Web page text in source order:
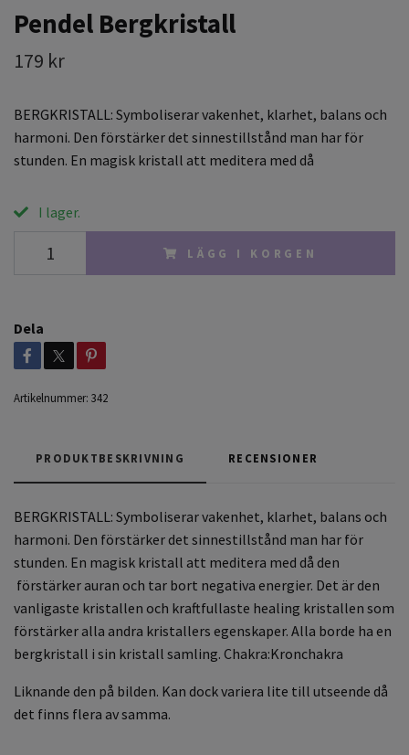
Pendel Bergkristall
179 kr
BERGKRISTALL: Symboliserar vakenhet, klarhet, balans och
harmoni. Den förstärker det sinnestillstånd man har för
stunden. En magisk kristall att meditera med då
I lager.
LÄGG I KORGEN
Dela
Artikelnummer: 342
PRODUKTBESKRIVNING RECENSIONER
BERGKRISTALL: Symboliserar vakenhet, klarhet, balans och
harmoni. Den förstärker det sinnestillstånd man har för
stunden. En magisk kristall att meditera med då den
förstärker auran och tar bort negativa energier. Det är den
vanligaste kristallen och kraftfullaste healing kristallen som
förstärker alla andra kristallers egenskaper. Alla borde ha en
bergkristall i sin kristall samling. Chakra:Kronchakra
Liknande den på bilden. Kan dock variera lite till utseende då
det finns flera av samma.